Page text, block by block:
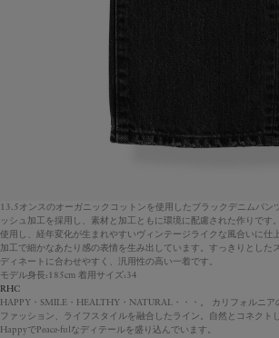
13.5オンスのオーガニックコットンを使用したブラックデニムパン
ッシュ加工を採用し、素材と加工ともに環境に配慮された作りです
使用し、経年変化が生まれやすいヴィンテージライクな風合いに仕
加工で細かなあたり感の表情を生み出しています。すっきりとした
ディネートに合わせやすく、汎用性の高い一着です。
モデル身長:185cm 着用サイズ:34
RHC
HAPPY・SMILE・HEALTHY・NATURAL・・・。 カリフォルニア
ファッション、ライフスタイルを融合したライン。自然とコネクト
HappyでPeace-fulなディテールを盛り込んでいます。